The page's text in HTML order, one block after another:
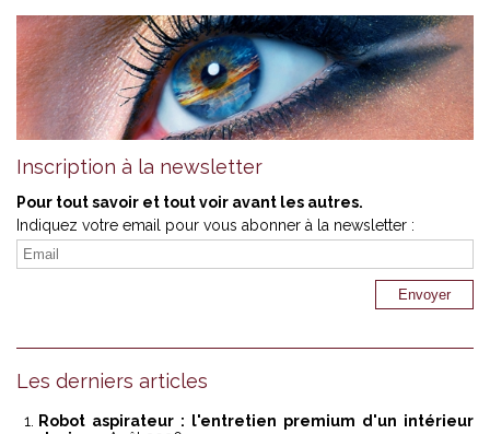
Inscription à la newsletter
Pour tout savoir et tout voir avant les autres.
Indiquez votre email pour vous abonner à la newsletter :
Les derniers articles
Robot aspirateur : l'entretien premium d'un intérieur